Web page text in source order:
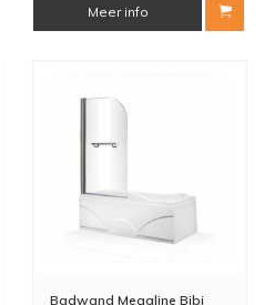
Meer info
Badwand Megaline Bibi